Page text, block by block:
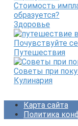
Стоимость
образуется?
Здоровье
Почувствуйте
Путешествия
Советы при
Кулинария
Карта сайта
Политика